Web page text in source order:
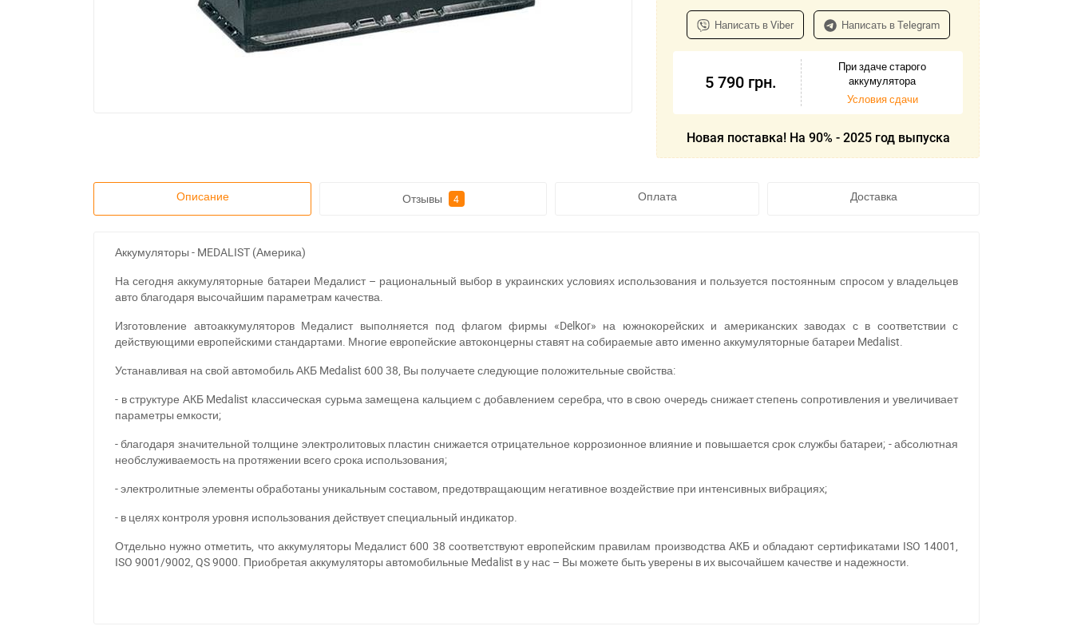
Написать в Viber Написать в Telegram
5 790 грн.
При здаче старого
аккумулятора
Условия сдачи
Новая поставка! На 90% - 2025 год выпуска
Описание Отзывы 4 Оплата Доставка
Аккумуляторы - MEDALIST (Америка)
На сегодня аккумуляторные батареи Медалист – рациональный выбор в украинских условиях использования и пользуется постоянным спросом у владельцев
авто благодаря высочайшим параметрам качества.
Изготовление автоаккумуляторов Медалист выполняется под флагом фирмы «Delkor» на южнокорейских и американских заводах с в соответствии с
действующими европейскими стандартами. Многие европейские автоконцерны ставят на собираемые авто именно аккумуляторные батареи Medalist.
Устанавливая на свой автомобиль АКБ Medalist 600 38, Вы получаете следующие положительные свойства:
- в структуре АКБ Medalist классическая сурьма замещена кальцием с добавлением серебра, что в свою очередь снижает степень сопротивления и увеличивает
параметры емкости;
- благодаря значительной толщине электролитовых пластин снижается отрицательное коррозионное влияние и повышается срок службы батареи; - абсолютная
необслуживаемость на протяжении всего срока использования;
- электролитные элементы обработаны уникальным составом, предотвращающим негативное воздействие при интенсивных вибрациях;
- в целях контроля уровня использования действует специальный индикатор.
Отдельно нужно отметить, что аккумуляторы Медалист 600 38 соответствуют европейским правилам производства АКБ и обладают сертификатами ISO 14001,
ISO 9001/9002, QS 9000. Приобретая аккумуляторы автомобильные Medalist в у нас – Вы можете быть уверены в их высочайшем качестве и надежности.